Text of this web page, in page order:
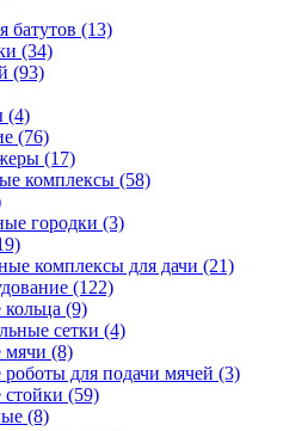
батутов (13)
(34)
(93)
(4)
(76)
(17)
комплексы (58)
городки (3)
комплексы для дачи (21)
(122)
кольца (9)
сетки (4)
мячи (8)
роботы для подачи мячей (3)
стойки (59)
(8)